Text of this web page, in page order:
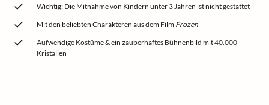
Wichtig: Die Mitnahme von Kindern unter 3 Jahren ist nicht gestattet
Mit den beliebten Charakteren aus dem Film Frozen
Aufwendige Kostüme & ein zauberhaftes Bühnenbild mit 40.000
Kristallen